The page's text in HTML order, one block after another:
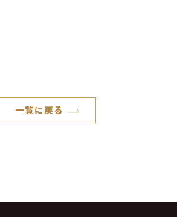
一覧に戻る